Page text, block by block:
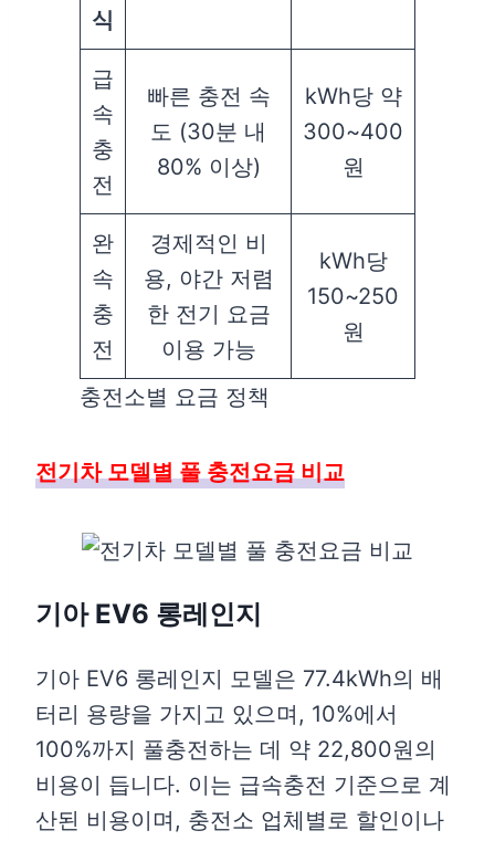
식
급
속
충
전
빠른 충전 속
도 (30분 내
80% 이상)
kWh당 약
300~400
원
완
속
충
전
경제적인 비
용, 야간 저렴
한 전기 요금
이용 가능
kWh당
150~250
원
충전소별 요금 정책
전기차 모델별 풀 충전요금 비교
기아 EV6 롱레인지
기아 EV6 롱레인지 모델은 77.4kWh의 배
터리 용량을 가지고 있으며, 10%에서
100%까지 풀충전하는 데 약 22,800원의
비용이 듭니다. 이는 급속충전 기준으로 계
산된 비용이며, 충전소 업체별로 할인이나